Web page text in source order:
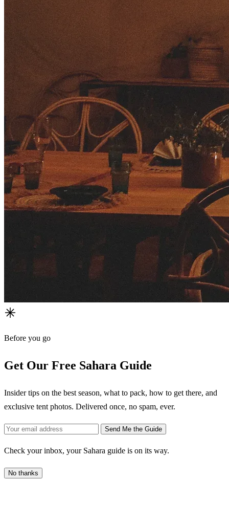
Before you go
Get Our Free Sahara Guide
Insider tips on the best season, what to pack, how to get there, and
exclusive tent photos. Delivered once, no spam, ever.
Send Me the Guide
Check your inbox, your Sahara guide is on its way.
No thanks